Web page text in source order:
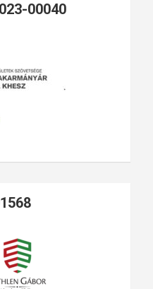
00040